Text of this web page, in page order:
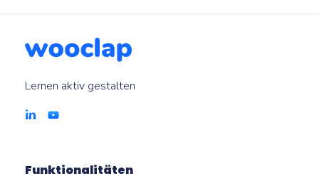
Lernen aktiv gestalten
Funktionalitäten